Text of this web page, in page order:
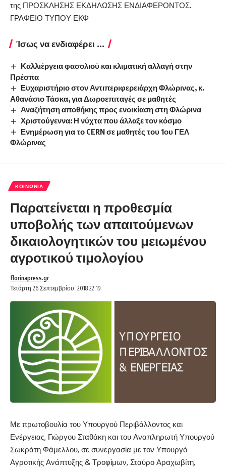
της ΠΡΟΣΚΛΗΣΗΣ ΕΚΔΗΛΩΣΗΣ ΕΝΔΙΑΦΕΡΟΝΤΟΣ.
ΓΡΑΦΕΙΟ ΤΥΠΟΥ ΕΚΦ
Ίσως να ενδιαφέρει ...
Καλλιέργεια φασολιού και κλιματική αλλαγή στην
Πρέσπα
Ευχαριστήριο στον Αντιπεριφερειάρχη Φλώρινας, κ.
Αθανάσιο Τάσκα, για Δωροεπιταγές σε μαθητές
Αναζήτηση αποθήκης προς ενοικίαση στη Φλώρινα
Χριστούγεννα: Η νύχτα που άλλαξε τον κόσμο
Ενημέρωση για το CERN σε μαθητές του 1ου ΓΕΛ
Φλώρινας
ΚΟΙΝΩΝΊΑ
Παρατείνεται η προθεσμία
υποβολής των απαιτούμενων
δικαιολογητικών του μειωμένου
αγροτικού τιμολογίου
Τετάρτη 26 Σεπτεμβρίου, 2018 22:19
florinapress.gr
Με πρωτοβουλία του Υπουργού Περιβάλλοντος και
Ενέργειας, Γιώργου Σταθάκη και του Αναπληρωτή Υπουργού
Σωκράτη Φάμελλου, σε συνεργασία με τον Υπουργό
Αγροτικής Ανάπτυξης & Τροφίμων, Σταύρο Αραχωβίτη,